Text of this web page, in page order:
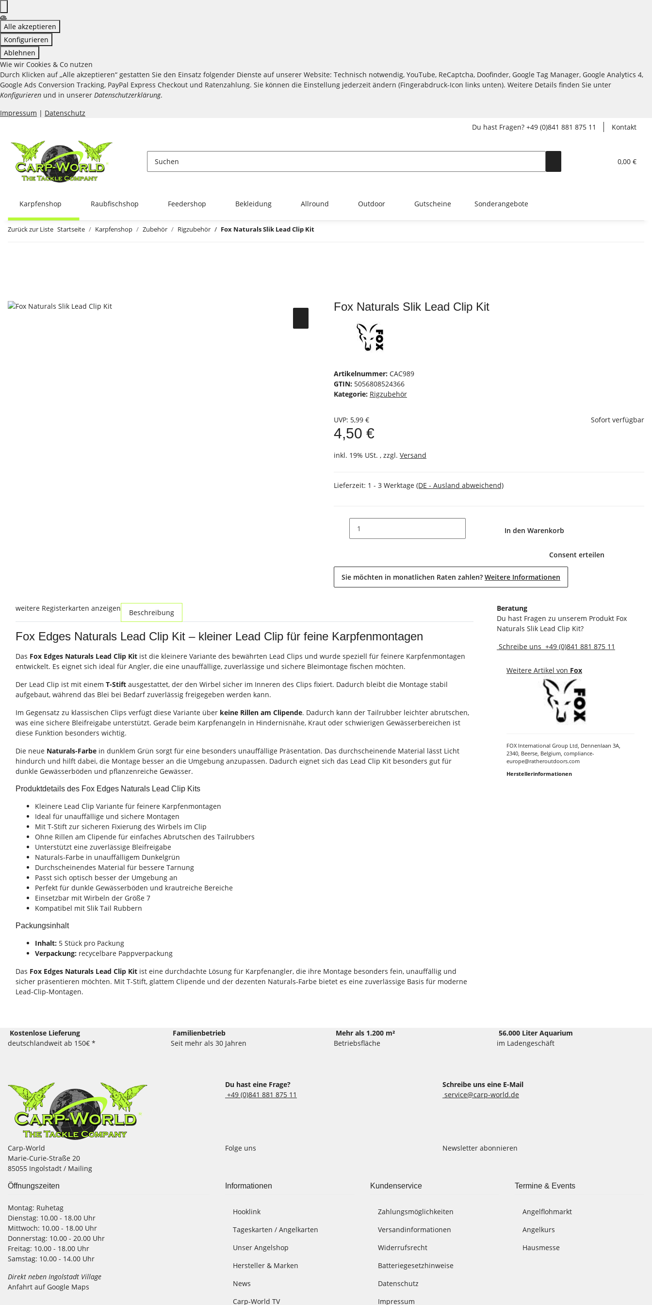
Alle akzeptieren
Konfigurieren
Ablehnen
Wie wir Cookies & Co nutzen
Durch Klicken auf „Alle akzeptieren“ gestatten Sie den Einsatz folgender Dienste auf unserer Website: Technisch notwendig, YouTube, ReCaptcha, Doofinder, Google Tag Manager, Google Analytics 4,
Google Ads Conversion Tracking, PayPal Express Checkout und Ratenzahlung. Sie können die Einstellung jederzeit ändern (Fingerabdruck-Icon links unten). Weitere Details finden Sie unter
Konfigurieren und in unserer Datenschutzerklärung.
Impressum | Datenschutz
Du hast Fragen? +49 (0)841 881 875 11
Kontakt
0,00 €
Karpfenshop Raubfischshop Feedershop Bekleidung Allround Outdoor Gutscheine Sonderangebote
Zurück zur Liste Startseite Karpfenshop Zubehör Rigzubehör Fox Naturals Slik Lead Clip Kit
Fox Naturals Slik Lead Clip Kit
Artikelnummer: CAC989
GTIN: 5056808524366
Kategorie: Rigzubehör
UVP: 5,99 €
4,50 €
inkl. 19% USt. , zzgl. Versand
Sofort verfügbar
Lieferzeit: 1 - 3 Werktage (DE - Ausland abweichend)
In den Warenkorb
Consent erteilen
Sie möchten in monatlichen Raten zahlen? Weitere Informationen
weitere Registerkarten anzeigen Beschreibung
Fox Edges Naturals Lead Clip Kit – kleiner Lead Clip für feine Karpfenmontagen
Das Fox Edges Naturals Lead Clip Kit ist die kleinere Variante des bewährten Lead Clips und wurde speziell für feinere Karpfenmontagen
entwickelt. Es eignet sich ideal für Angler, die eine unauffällige, zuverlässige und sichere Bleimontage fischen möchten.
Der Lead Clip ist mit einem T-Stift ausgestattet, der den Wirbel sicher im Inneren des Clips fixiert. Dadurch bleibt die Montage stabil
aufgebaut, während das Blei bei Bedarf zuverlässig freigegeben werden kann.
Im Gegensatz zu klassischen Clips verfügt diese Variante über keine Rillen am Clipende. Dadurch kann der Tailrubber leichter abrutschen,
was eine sichere Bleifreigabe unterstützt. Gerade beim Karpfenangeln in Hindernisnähe, Kraut oder schwierigen Gewässerbereichen ist
diese Funktion besonders wichtig.
Die neue Naturals-Farbe in dunklem Grün sorgt für eine besonders unauffällige Präsentation. Das durchscheinende Material lässt Licht
hindurch und hilft dabei, die Montage besser an die Umgebung anzupassen. Dadurch eignet sich das Lead Clip Kit besonders gut für
dunkle Gewässerböden und pflanzenreiche Gewässer.
Produktdetails des Fox Edges Naturals Lead Clip Kits
Kleinere Lead Clip Variante für feinere Karpfenmontagen
Ideal für unauffällige und sichere Montagen
Mit T-Stift zur sicheren Fixierung des Wirbels im Clip
Ohne Rillen am Clipende für einfaches Abrutschen des Tailrubbers
Unterstützt eine zuverlässige Bleifreigabe
Naturals-Farbe in unauffälligem Dunkelgrün
Durchscheinendes Material für bessere Tarnung
Passt sich optisch besser der Umgebung an
Perfekt für dunkle Gewässerböden und krautreiche Bereiche
Einsetzbar mit Wirbeln der Größe 7
Kompatibel mit Slik Tail Rubbern
Packungsinhalt
Inhalt: 5 Stück pro Packung
Verpackung: recycelbare Pappverpackung
Das Fox Edges Naturals Lead Clip Kit ist eine durchdachte Lösung für Karpfenangler, die ihre Montage besonders fein, unauffällig und
sicher präsentieren möchten. Mit T-Stift, glattem Clipende und der dezenten Naturals-Farbe bietet es eine zuverlässige Basis für moderne
Lead-Clip-Montagen.
Beratung
Du hast Fragen zu unserem Produkt Fox
Naturals Slik Lead Clip Kit?
Schreibe uns +49 (0)841 881 875 11
Weitere Artikel von Fox
FOX International Group Ltd, Dennenlaan 3A,
2340, Beerse, Belgium, compliance-
europe@ratheroutdoors.com
Herstellerinformationen
Kostenlose Lieferung
deutschlandweit ab 150€ *
Familienbetrieb
Seit mehr als 30 Jahren
Mehr als 1.200 m²
Betriebsfläche
56.000 Liter Aquarium
im Ladengeschäft
Du hast eine Frage?
+49 (0)841 881 875 11
Schreibe uns eine E-Mail
service@carp-world.de
Carp-World
Marie-Curie-Straße 20
85055 Ingolstadt / Mailing
Folge uns Newsletter abonnieren
Öffnungszeiten
Montag: Ruhetag
Dienstag: 10.00 - 18.00 Uhr
Mittwoch: 10.00 - 18.00 Uhr
Donnerstag: 10.00 - 20.00 Uhr
Freitag: 10.00 - 18.00 Uhr
Samstag: 10.00 - 14.00 Uhr
Direkt neben Ingolstadt Village
Anfahrt auf Google Maps
Informationen
Hooklink
Tageskarten / Angelkarten
Unser Angelshop
Hersteller & Marken
News
Carp-World TV
Kundenservice
Zahlungsmöglichkeiten
Versandinformationen
Widerrufsrecht
Batteriegesetzhinweise
Datenschutz
Impressum
Termine & Events
Angelflohmarkt
Angelkurs
Hausmesse